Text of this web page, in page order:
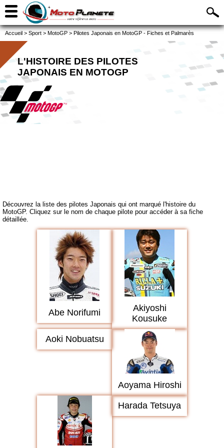
Accueil > Sport > MotoGP > Pilotes Japonais en MotoGP - Fiches et Palmarès
L'HISTOIRE DES PILOTES
JAPONAIS EN MOTOGP
Découvrez la liste des pilotes Japonais qui ont marqué l'histoire du
MotoGP. Cliquez sur le nom de chaque pilote pour accéder à sa fiche
détaillée.
Abe Norifumi
Akiyoshi
Kousuke
Aoki Nobuatsu
Aoyama Hiroshi
Harada Tetsuya